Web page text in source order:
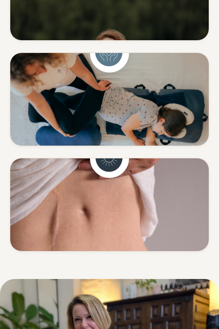
Schwangerschaft
Sanfte Begleitung in einer
besonderen Zeit.
Mehr erfahren
Narbenentstörung
Spannungen rund um Narben
Mehr erfahren